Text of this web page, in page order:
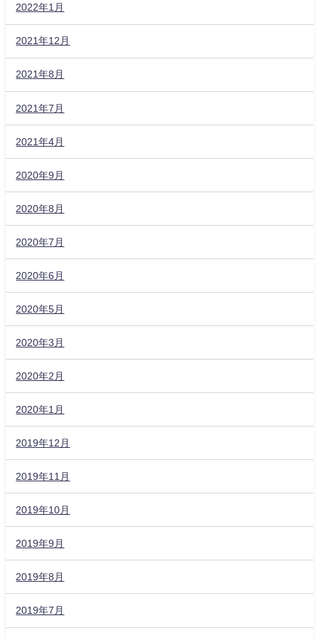
2022年1月
2021年12月
2021年8月
2021年7月
2021年4月
2020年9月
2020年8月
2020年7月
2020年6月
2020年5月
2020年3月
2020年2月
2020年1月
2019年12月
2019年11月
2019年10月
2019年9月
2019年8月
2019年7月